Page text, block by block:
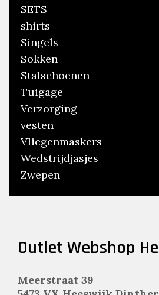
SETS
shirts
Singels
Sokken
Stalschoenen
Tuigage
Verzorging
vesten
Vliegenmaskers
Wedstrijdjasjes
Zwepen
Outlet Webshop
Meerstraat 39